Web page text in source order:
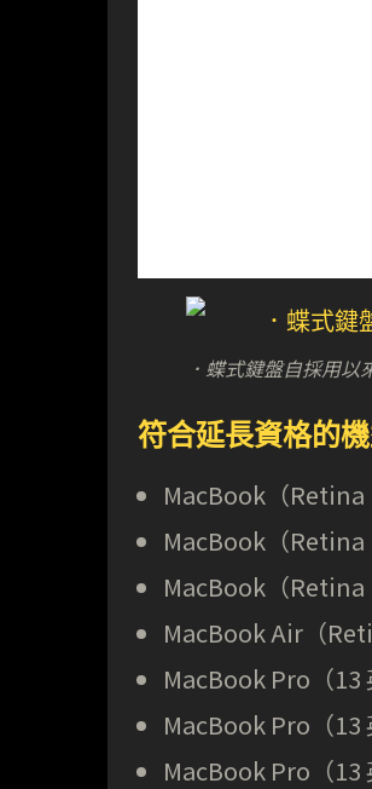
．蝶式鍵盤自採用
符合延長資格的
MacBook（Retina
MacBook（Retina
MacBook（Retina
MacBook Air（
MacBook Pro（13
MacBook Pro（13
MacBook Pro（13